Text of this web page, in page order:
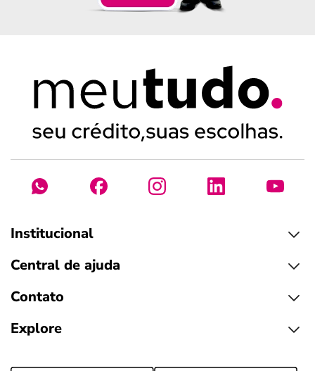
Institucional
Central de ajuda
Contato
Explore